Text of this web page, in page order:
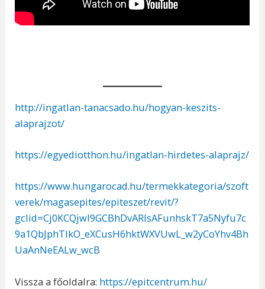
http://ingatlan-tanacsado.hu/hogyan-keszits-
alaprajzot/
https://egyediotthon.hu/ingatlan-hirdetes-alaprajz/
https://www.hungarocad.hu/termekkategoria/szoft
verek/magasepites/epiteszet/revit/?
gclid=Cj0KCQjwl9GCBhDvARIsAFunhskT7a5Nyfu7c
9a1QbJphTlkO_eXCusH6hktWXVUwL_w2yCoYhv4Bh
UaAnNeEALw_wcB
Vissza a főoldalra: https://epitcentrum.hu/